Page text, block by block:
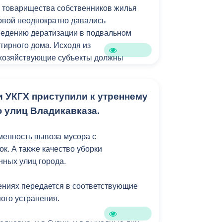
собственников жилья
неоднократно давались
дератизации в подвальном
дома. Исходя из
субъекты должны
службами.
УКГХ приступили к утреннему
Владикавказа.
вывоза мусора с
А также качество уборки
улиц города.
передается в соответствующие
устранения.